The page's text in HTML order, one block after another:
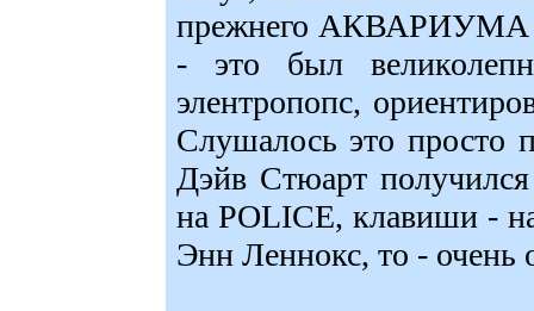
прежнего АКВАРИУМА
- это был
элентропопс,
Слушалось это просто
Дэйв Стюарт
на POLICE, клавиши -
Энн Леннокс, то - очень